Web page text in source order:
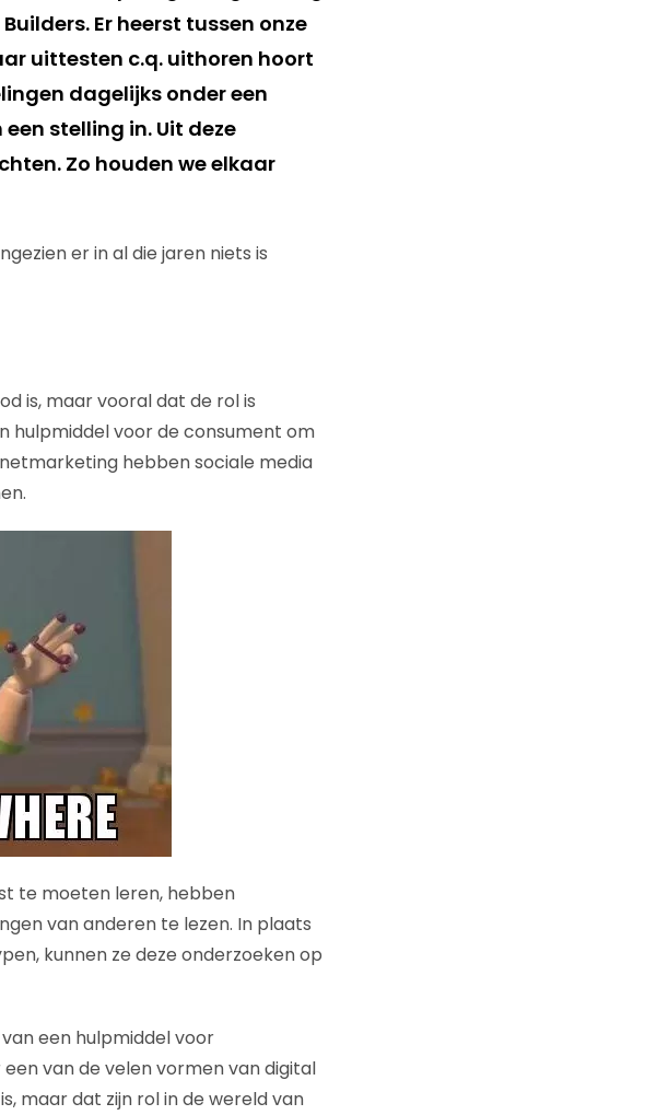
Er heerst tussen onze
uittesten c.q. uithoren hoort
dagelijks onder een
stelling in. Uit deze
Zo houden we elkaar
er in al die jaren niets is
is, maar vooral dat de rol is
hulpmiddel voor de consument om
hebben sociale media
te moeten leren, hebben
van anderen te lezen. In plaats
kunnen ze deze onderzoeken op
een hulpmiddel voor
van de velen vormen van digital
maar dat zijn rol in de wereld van